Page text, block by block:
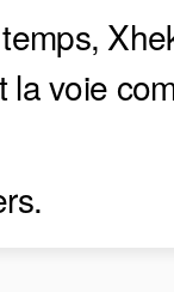
la voie